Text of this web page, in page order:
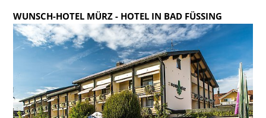
WUNSCH-HOTEL MÜRZ- HOTEL IN BAD FÜSSING